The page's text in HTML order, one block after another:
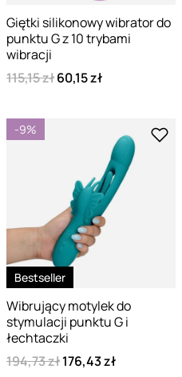
Giętki silikonowy wibrator do
punktu G z 10 trybami
wibracji
115,15 zł60,15 zł
-9%
Bestseller
Wibrujący motylek do
stymulacji punktu G i
łechtaczki
194,73 zł176,43 zł